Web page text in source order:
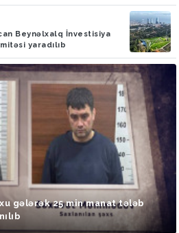
Beynəlxalq İnvestisiya
yaradılıb
gələrək 25 min manat tələb